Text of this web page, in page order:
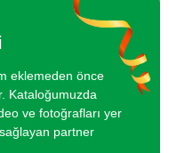
eklemeden önce
Kataloğumuzda
ve fotoğrafları yer
partner